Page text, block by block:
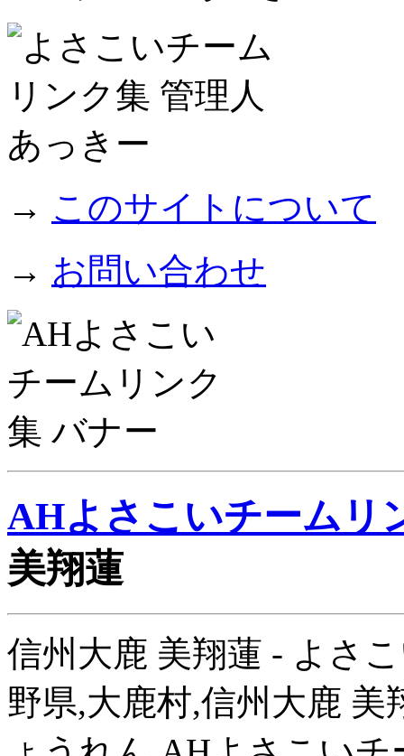
→ このサイトについて
→ お問い合わせ
AHよさこいチームリ
美翔蓮
信州大鹿 美翔蓮 - よさ
野県,大鹿村,信州大鹿